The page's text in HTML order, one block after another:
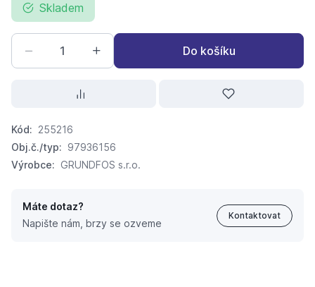
Skladem
Do košíku
Kód: 255216
Obj.č./typ: 97936156
Výrobce: GRUNDFOS s.r.o.
Máte dotaz?
Napište nám, brzy se ozveme
Kontaktovat